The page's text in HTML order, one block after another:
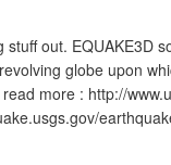
stuff out. EQUAKE3D
globe upon
more : http://